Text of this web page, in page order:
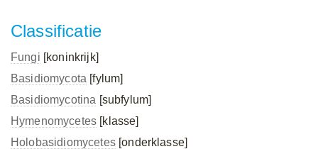
Classificatie
Fungi [koninkrijk]
Basidiomycota [fylum]
Basidiomycotina [subfylum]
Hymenomycetes [klasse]
Holobasidiomycetes[onderklasse]